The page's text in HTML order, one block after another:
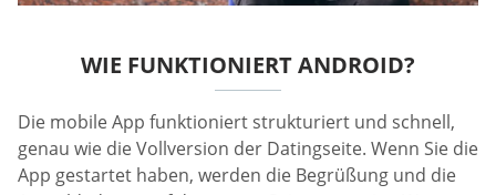
WIE FUNKTIONIERT ANDROID?
Die mobile App funktioniert strukturiert und schnell,
genau wie die Vollversion der Datingseite. Wenn Sie die
App gestartet haben, werden die Begrüßung und die